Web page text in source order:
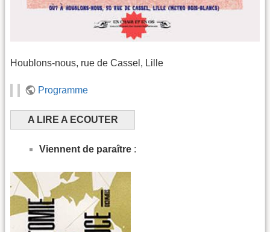
Houblons-nous, rue de Cassel, Lille
Programme
A LIRE A ECOUTER
Viennent de paraître :